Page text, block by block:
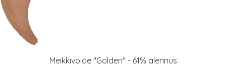
Meikkivoide "Golden" - 61% alennus